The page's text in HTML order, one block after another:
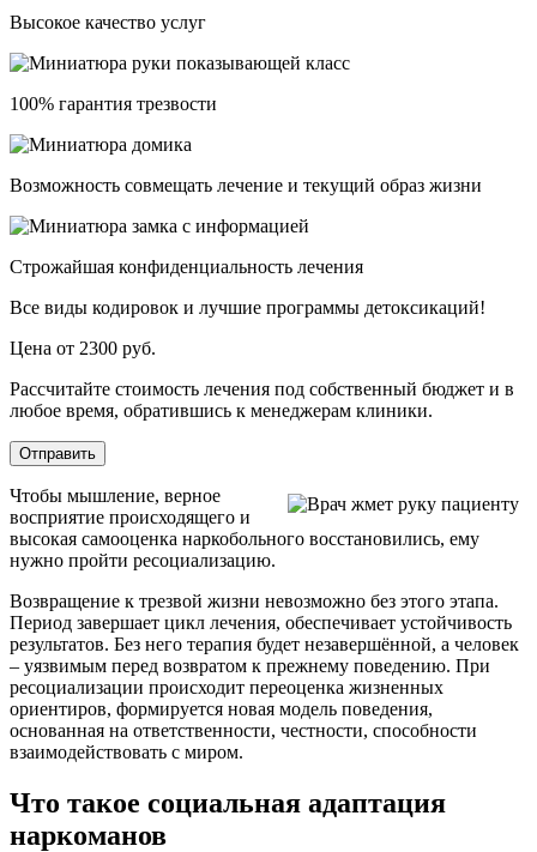
Высокое качество услуг
100% гарантия трезвости
Возможность совмещать лечение и текущий образ жизни
Строжайшая конфиденциальность лечения
Все виды кодировок и лучшие программы детоксикаций!
Цена от 2300 руб.
Рассчитайте стоимость лечения под собственный бюджет и в
любое время, обратившись к менеджерам клиники.
Отправить
Чтобы мышление, верное
восприятие происходящего и
высокая самооценка наркобольного восстановились, ему
нужно пройти ресоциализацию.
Возвращение к трезвой жизни невозможно без этого этапа.
Период завершает цикл лечения, обеспечивает устойчивость
результатов. Без него терапия будет незавершённой, а человек
– уязвимым перед возвратом к прежнему поведению. При
ресоциализации происходит переоценка жизненных
ориентиров, формируется новая модель поведения,
основанная на ответственности, честности, способности
взаимодействовать с миром.
Что такое социальная адаптация
наркоманов